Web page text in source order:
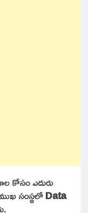
కోసం ఎదురు
సంస్థలోData